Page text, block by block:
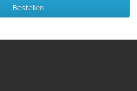
Bestellen